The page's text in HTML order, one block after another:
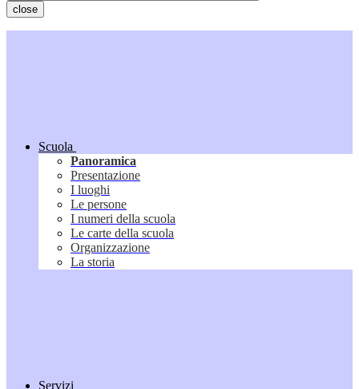
close
Scuola
Panoramica
Presentazione
I luoghi
Le persone
I numeri della scuola
Le carte della scuola
Organizzazione
La storia
Servizi